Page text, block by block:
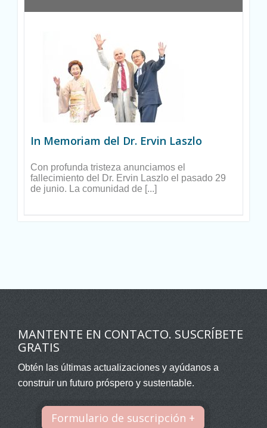
In Memoriam del Dr. Ervin Laszlo
Con profunda tristeza anunciamos el
fallecimiento del Dr. Ervin Laszlo el pasado 29
de junio. La comunidad de [...]
MANTENTE EN CONTACTO. SUSCRÍBETE
GRATIS
Obtén las últimas actualizaciones y ayúdanos a
construir un futuro próspero y sustentable.
Formulario de suscripción +